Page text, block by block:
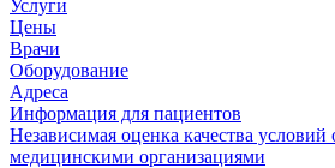
Услуги
Цены
Врачи
Оборудование
Адреса
Информация для пациентов
Независимая оценка качества условий
медицинскими организациями